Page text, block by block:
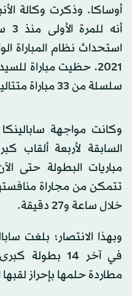
أوساكا. وذكرت وكالة
استحداث نظام المباراة
2021، حظيت مباراة
سلسلة من 33 مباراة متتالية للرجال في هذا التوقيت.
وكانت مواجهة سابالينكا
السابقة لأربعة ألقاب
مباريات البطولة حتى
خلال ساعة و27 دقيقة.
وبهذا الانتصار؛ بلغت
في آخر 14
مطاردة حلمها بإحراز